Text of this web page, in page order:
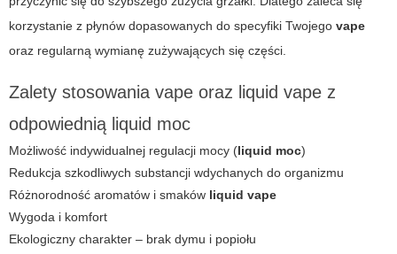
korzystanie z płynów dopasowanych do specyfiki Twojego vape
oraz regularną wymianę zużywających się części.
Zalety stosowania vape oraz liquid vape z
odpowiednią liquid moc
Możliwość indywidualnej regulacji mocy (liquid moc)
Redukcja szkodliwych substancji wdychanych do organizmu
Różnorodność aromatów i smaków liquid vape
Wygoda i komfort
Ekologiczny charakter – brak dymu i popiołu